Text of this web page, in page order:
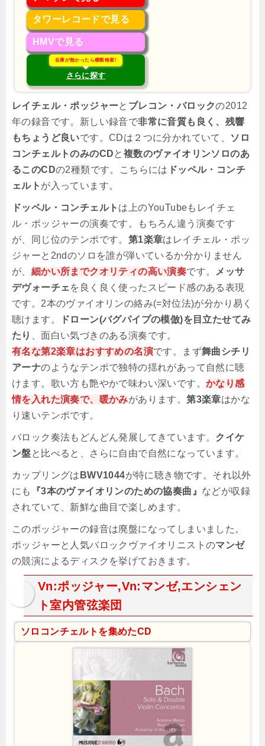
タワーレコードで見る
HMVで見る
在庫が無かったら横断検索!
さらに探す
レイチェル・ポッジャーと ブレコン・バロックの2012
年の録音です。新しい録音で非常に音質も良く、残響
もちょうど良いです。CDは２つに分かれていて、
ソロ
コンチェルトのみのCDと 複数のヴァイオリンソロのあ
るこのCDの2種類です。こちらには ドッペル・コンチ
ェルト が入っています。
ドッペル・コンチェルト は上のYouTubeもレイチェ
ル・ポッジャーの演奏です。もちろん違う演奏です
が、同じ位のテンポです。 第1楽章はレイチェル・ポッ
ジャーと2ndのソロを誰が弾いているか分かりません
が、 細かい所までクオリティの高い演奏です。
メッサ
デヴォーチェを良く良く使ったスピード感のある表現
です。2本のヴァイオリンの絡み(=対位法)が分かり易く
聴けます。
ドローン(バグパイプの模倣)を目立たせてみ
たり
、面白い気づきのある演奏です。
有名な第2楽章はおすすめの名演です。まず舞曲シチリ
アーナのようなテンポで独特の揺れがあって自然に聴
けます。歌い方も艶やかで味わい深いです。 かなり感
情を入れた演奏で、暖かみがあります。第3楽章はかな
り速いテンポです。
バロック奏法もどんどん発展してきています。 クイケ
ン盤と比べると、さらに自由で自然になっています。
カップリングは BWV1044が特に聴き物です。それ以外
にも
『3本のヴァイオリンのための協奏曲』 などが収録
されていて、新鮮な曲目で楽しめます。
このポッジャーの録音は廃盤になってしまいました。
ポッジャーと人気バロックヴァイオリニストのマンゼ
の競演によるディスクを挙げておきます。
Vn:ポッジャー,Vn:マンゼ,エンシェン
ト室内管弦楽団
ソロコンチェルトを集めたCD